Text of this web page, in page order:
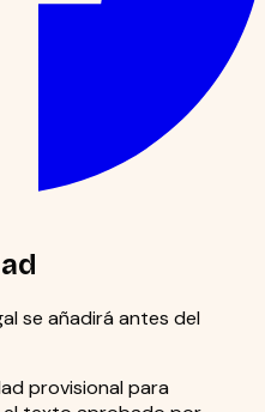
se añadirá antes del
provisional para